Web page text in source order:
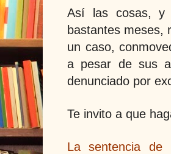
Así las cosas, y
bastantes meses,
un caso,
a pesar de sus
denunciado por
Te invito a que
La sentencia